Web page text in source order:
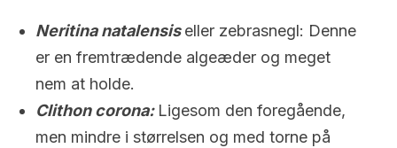
Neritina natalensiseller zebrasnegl: Denne
er en fremtrædende algeæder og meget
nem at holde.
Clithon corona: Ligesom den foregående,
men mindre i størrelsen og med torne på